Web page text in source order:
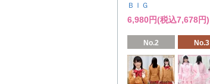
ＢＩＧ
6,980円(税込7,678円)
No.2 No.3